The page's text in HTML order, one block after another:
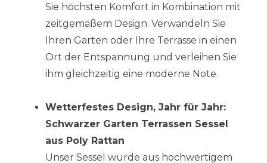
Sie höchsten Komfort in Kombination mit
zeitgemäßem Design. Verwandeln Sie
Ihren Garten oder Ihre Terrasse in einen
Ort der Entspannung und verleihen Sie
ihm gleichzeitig eine moderne Note.
Wetterfestes Design, Jahr für Jahr:
Schwarzer Garten Terrassen Sessel
aus Poly Rattan
Unser Sessel wurde aus hochwertigem